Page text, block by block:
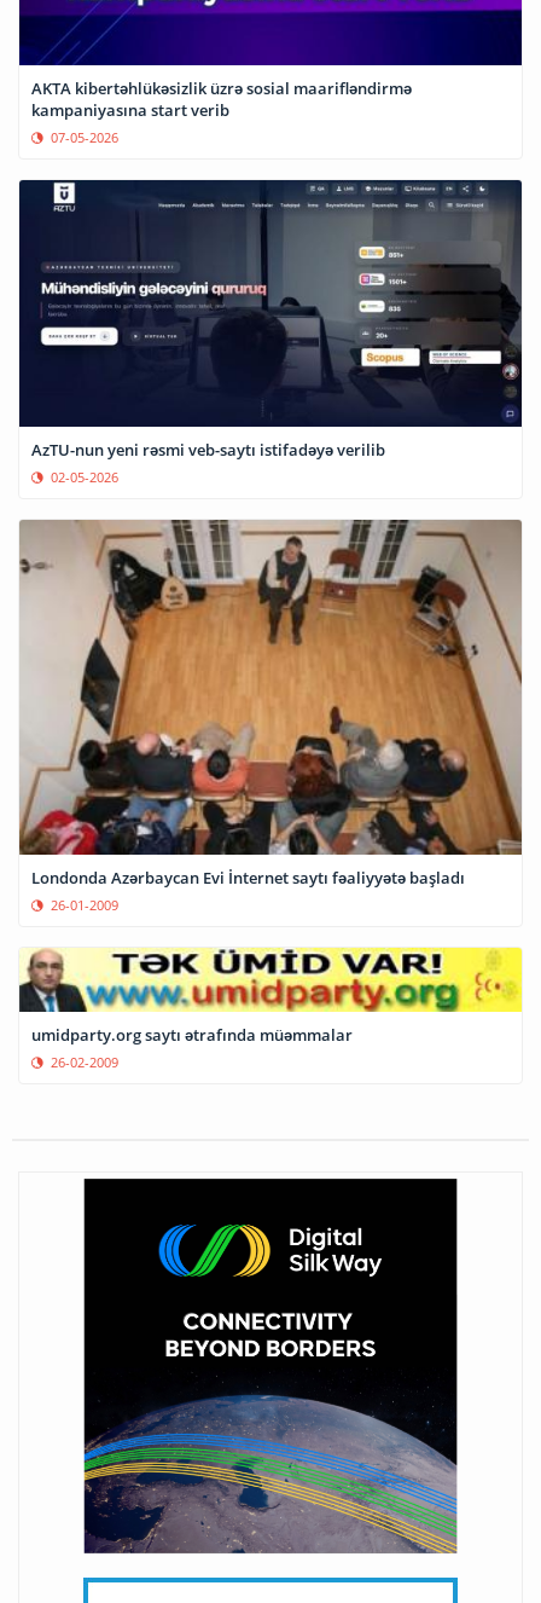
AKTA kibertəhlükəsizlik üzrə sosial maarifləndirmə
kampaniyasına start verib
07-05-2026
AzTU-nun yeni rəsmi veb-saytı istifadəyə verilib
02-05-2026
Londonda Azərbaycan Evi İnternet saytı fəaliyyətə başladı
26-01-2009
umidparty.org saytı ətrafında müəmmalar
26-02-2009